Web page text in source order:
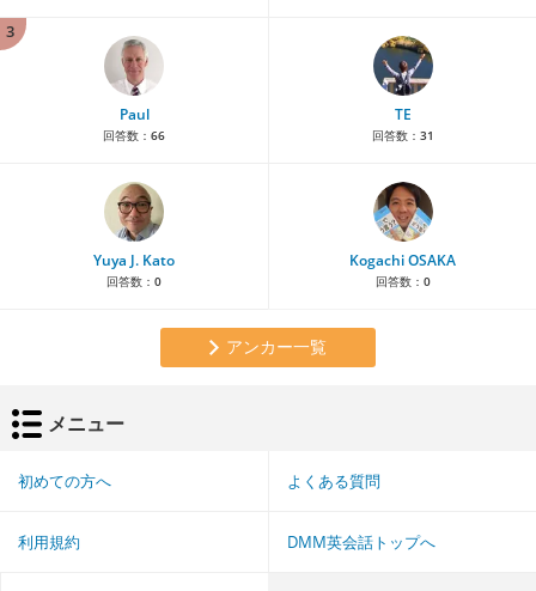
3
Paul
回答数： 66
TE
回答数： 31
Yuya J. Kato
回答数： 0
Kogachi OSAKA
回答数： 0
アンカー一覧
メニュー
初めての方へ よくある質問
利用規約 DMM英会話トップへ